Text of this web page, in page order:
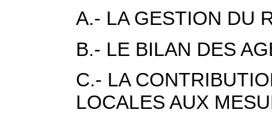
A.- LA GESTION DU
B.- LE BILAN DES
C.- LA
LOCALES AUX